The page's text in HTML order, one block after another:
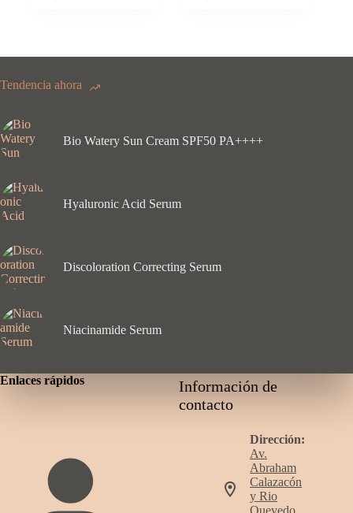
Tendencia ahora
Bio Watery Sun Cream SPF50 PA++++
Hyaluronic Acid Serum
Discoloration Correcting Serum
Niacinamide Serum
Enlaces rápidos
Información de
contacto
Dirección:
Av.
Abraham
Calazacón
y Rio